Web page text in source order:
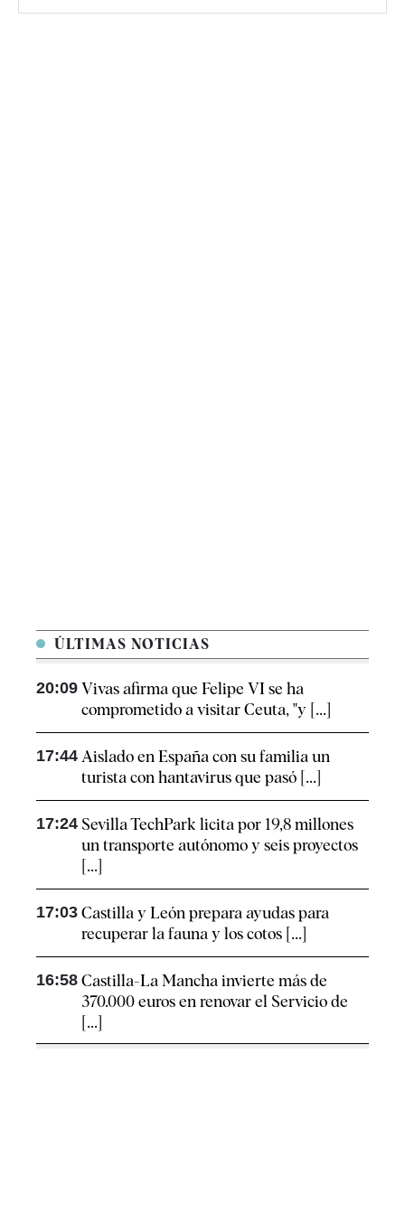
ÚLTIMAS NOTICIAS
20:09 Vivas afirma que Felipe VI se ha
comprometido a visitar Ceuta, "y [...]
17:44 Aislado en España con su familia un
turista con hantavirus que pasó [...]
17:24 Sevilla TechPark licita por 19,8 millones
un transporte autónomo y seis proyectos
[...]
17:03 Castilla y León prepara ayudas para
recuperar la fauna y los cotos [...]
16:58 Castilla-La Mancha invierte más de
370.000 euros en renovar el Servicio de
[...]